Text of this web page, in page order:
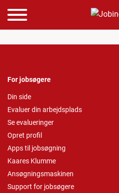
For jobsøgere
Din side
Evaluer din arbejdsplads
Se evalueringer
Opret profil
Apps til jobsøgning
Kaares Klumme
Ansøgningsmaskinen
Support for jobsøgere